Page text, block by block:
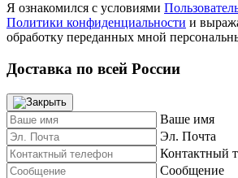
Я ознакомился с условиями
Политики конфиденциальности и
обработку переданных мной
Доставка по всей России
Ваше имя
Эл. Почта
Контактный
Сообщение